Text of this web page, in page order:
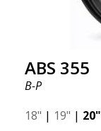
ABS 355
B-P
18" | 19" | 20"